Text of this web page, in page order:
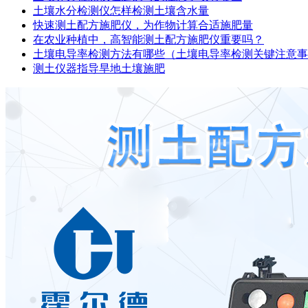
土壤水分检测仪怎样检测土壤含水量
快速测土配方施肥仪，为作物计算合适施肥量
在农业种植中，高智能测土配方施肥仪重要吗？
土壤电导率检测方法有哪些（土壤电导率检测关键注意
测土仪器指导旱地土壤施肥